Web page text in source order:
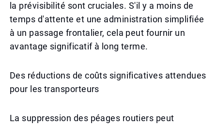
la prévisibilité sont cruciales. S'il y a moins de
temps d'attente et une administration simplifiée
à un passage frontalier, cela peut fournir un
avantage significatif à long terme.
Des réductions de coûts significatives attendues
pour les transporteurs
La suppression des péages routiers peut